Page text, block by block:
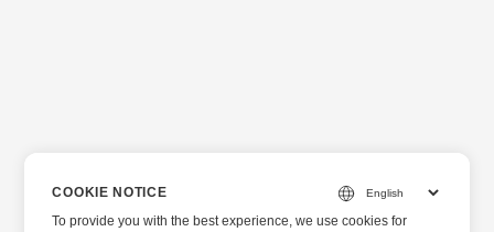
COOKIE NOTICE
To provide you with the best experience, we use cookies for